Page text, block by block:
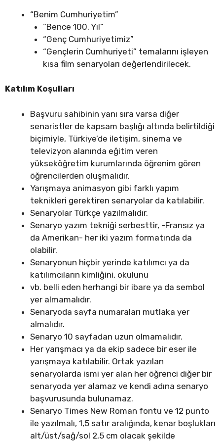
“Benim Cumhuriyetim”
“Bence 100. Yıl”
“Genç Cumhuriyetimiz”
“Gençlerin Cumhuriyeti” temalarını işleyen
kısa film senaryoları değerlendirilecek.
Katılım Koşulları
Başvuru sahibinin yanı sıra varsa diğer
senaristler de kapsam başlığı altında belirtildiği
biçimiyle, Türkiye’de iletişim, sinema ve
televizyon alanında eğitim veren
yükseköğretim kurumlarında öğrenim gören
öğrencilerden oluşmalıdır.
Yarışmaya animasyon gibi farklı yapım
teknikleri gerektiren senaryolar da katılabilir.
Senaryolar Türkçe yazılmalıdır.
Senaryo yazım tekniği serbesttir, -Fransız ya
da Amerikan- her iki yazım formatında da
olabilir.
Senaryonun hiçbir yerinde katılımcı ya da
katılımcıların kimliğini, okulunu
vb. belli eden herhangi bir ibare ya da sembol
yer almamalıdır.
Senaryoda sayfa numaraları mutlaka yer
almalıdır.
Senaryo 10 sayfadan uzun olmamalıdır.
Her yarışmacı ya da ekip sadece bir eser ile
yarışmaya katılabilir. Ortak yazılan
senaryolarda ismi yer alan her öğrenci diğer bir
senaryoda yer alamaz ve kendi adına senaryo
başvurusunda bulunamaz.
Senaryo Times New Roman fontu ve 12 punto
ile yazılmalı, 1,5 satır aralığında, kenar boşlukları
alt/üst/sağ/sol 2,5 cm olacak şekilde